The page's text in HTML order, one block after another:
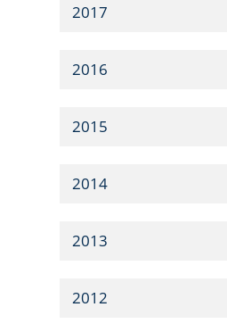
2017
2016
2015
2014
2013
2012